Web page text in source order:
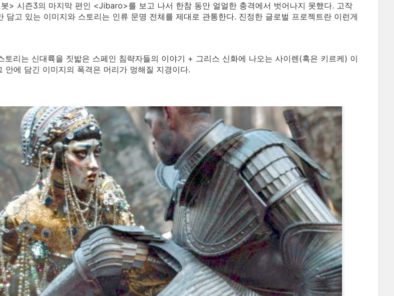
> 시즌3의 마지막 편인 <Jibaro>를 보고 나서 한참 동안 얼얼한 충격에서 벗어나지 못했다. 고작
담고 있는 이미지와 스토리는 인류 문명 전체를 제대로 관통한다. 진정한 글로벌 프로젝트란 이런게
토리는 신대륙을 짓밟은 스페인 침략자들의 이야기 + 그리스 신화에 나오는 사이렌(혹은 키르케) 이
안에 담긴 이미지의 폭격은 머리가 멍해질 지경이다.